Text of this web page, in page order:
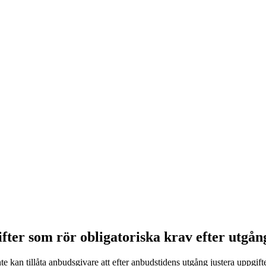
som rör obligatoriska krav efter
kan tillåta anbudsgivare att efter anbudstidens utgång justera